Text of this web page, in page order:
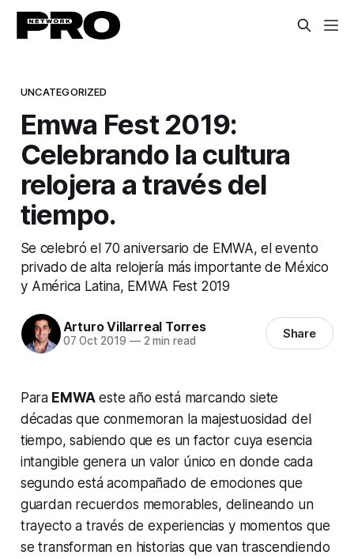
UNCATEGORIZED
Emwa Fest 2019:
Celebrando la cultura
relojera a través del
tiempo.
Se celebró el 70 aniversario de EMWA, el evento
privado de alta relojería más importante de México
y América Latina, EMWA Fest 2019
Arturo Villarreal Torres
07 Oct 2019 —2 min read Share
Para EMWAeste año está marcando siete
décadas que conmemoran la majestuosidad del
tiempo, sabiendo que es un factor cuya esencia
intangible genera un valor único en donde cada
segundo está acompañado de emociones que
guardan recuerdos memorables, delineando un
trayecto a través de experiencias y momentos que
se transforman en historias que van trascendiendo